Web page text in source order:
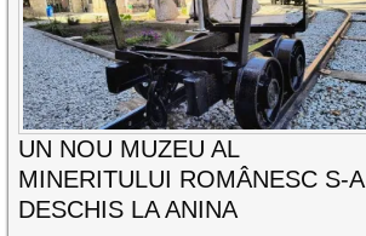
UN NOU MUZEU AL
MINERITULUI ROMÂNESC S-A
DESCHIS LA ANINA